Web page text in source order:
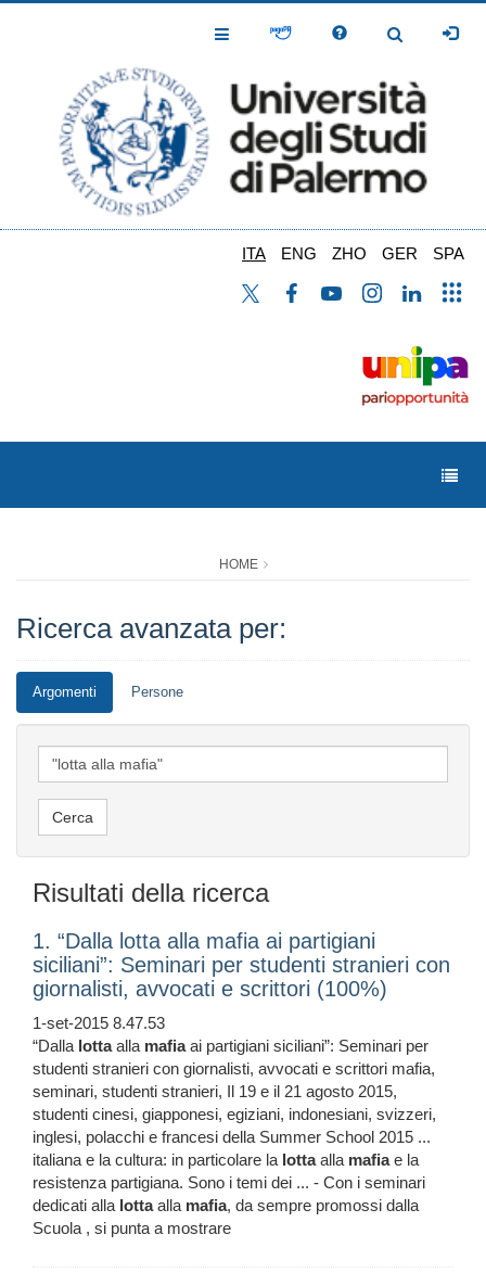
Toggle
Toggle
ITA ENG ZHO GER SPA
HOME
Ricerca avanzata per:
Argomenti Persone
Risultati della ricerca
1. “Dalla lotta alla mafia ai partigiani
siciliani”: Seminari per studenti stranieri con
giornalisti, avvocati e scrittori (100%)
1-set-2015 8.47.53
“Dalla lottaalla mafiaai partigiani siciliani”: Seminari per
studenti stranieri con giornalisti, avvocati e scrittori mafia,
seminari, studenti stranieri, Il 19 e il 21 agosto 2015,
studenti cinesi, giapponesi, egiziani, indonesiani, svizzeri,
inglesi, polacchi e francesi della Summer School 2015 ...
italiana e la cultura: in particolare la lottaalla mafiae la
resistenza partigiana. Sono i temi dei ... - Con i seminari
dedicati alla lottaalla mafia, da sempre promossi dalla
Scuola , si punta a mostrare